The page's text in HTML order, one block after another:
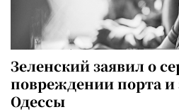
Зеленский заявил о
повреждении порта и
Одессы